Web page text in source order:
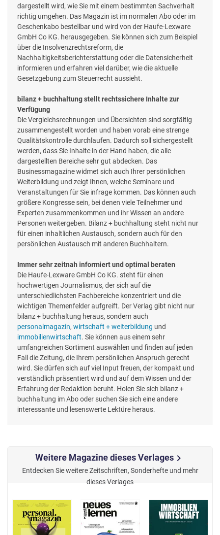
dargestellt wird, wie Sie mit einem bestimmten Sachverhalt
richtig umgehen. Das Magazin ist im normalen Abo oder im
Geschenkabo bestellbar und wird von der Haufe-Lexware
GmbH Co KG. herausgegeben. Sie können sich zum Beispiel
über die Insolvenzrechtsreform, die
Nachhaltigkeitsberichterstattung oder die Datensicherheit
informieren und erfahren viel darüber, wie die aktuelle
Gesetzgebung zum Steuerrecht aussieht.
bilanz + buchhaltung stellt rechtssichere Inhalte zur
Verfügung
Die Vergleichsrechnungen und Übersichten sind sorgfältig
zusammengestellt worden und haben vorab eine strenge
Qualitätskontrolle durchlaufen. Dadurch soll sichergestellt
werden, dass Sie Inhalte in der Hand haben, die alle
dargestellten Bereiche sehr gut abdecken. Das
Businessmagazine widmet sich auch Ihrer persönlichen
Weiterbildung und zeigt Ihnen, welche Seminare und
Veranstaltungen für Sie infrage kommen. Das können auch
größere Kongresse sein, bei denen viele Teilnehmer und
Experten zusammenkommen und ihr Wissen an andere
Personen weitergeben. Bilanz + buchhaltung steht nicht nur
für einen inhaltlichen Austausch, sondern auch für den
persönlichen Austausch mit anderen Buchhaltern.
Immer sehr zeitnah informiert und optimal beraten
Die Haufe-Lexware GmbH Co KG. steht für einen
hochwertigen Journalismus, der sich auf die
unterschiedlichsten Fachbereiche konzentriert und die
wichtigen Themenfelder aufgreift. Der Verlag gibt nicht nur
bilanz + buchhaltung heraus, sondern auch
personalmagazin, wirtschaft + weiterbildung und
immobilienwirtschaft. Sie können aus einem sehr
umfangreichen Sortiment auswählen und finden auf jeden
Fall die Zeitung, die Ihrem persönlichen Anspruch gerecht
wird. Sie dürfen sich auf viel Input freuen, der kompakt und
verständlich präsentiert wird und auf dem Wissen und der
Erfahrung der Redaktion beruht. Holen Sie sich bilanz +
buchhaltung im Abo oder suchen Sie sich eine andere
interessante und lesenswerte Lektüre heraus.
Weitere Magazine dieses Verlageschevron_right
Entdecken Sie weitere Zeitschriften, Sonderhefte und mehr
dieses Verlages